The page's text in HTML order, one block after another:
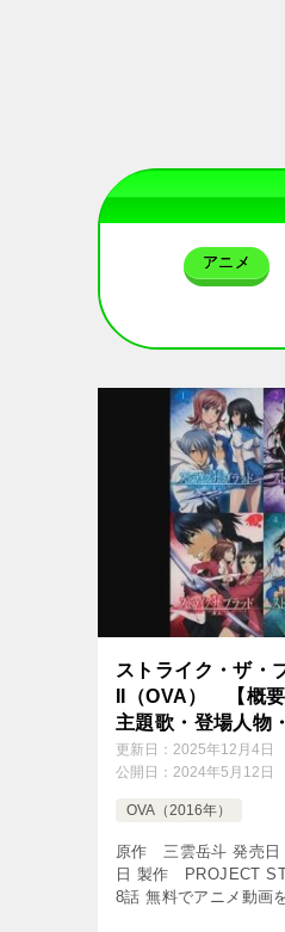
アニメ
ストライク・ザ・
II（OVA） 【概要
主題歌・登場人物
更新日： 2025年12月4日
公開日： 2024年5月12日
OVA（2016年）
原作 三雲岳斗 発売
日 製作 PROJECT
8話 無料でアニメ動画
新参者と見る〝またま